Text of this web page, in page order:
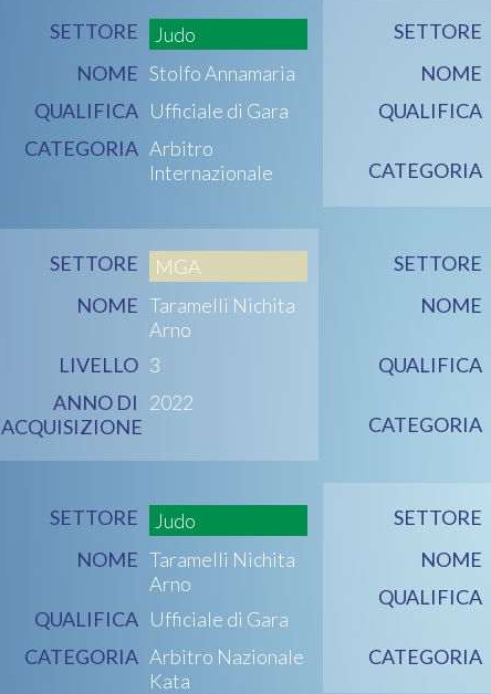
SETTORE
Judo
NOME Stolfo Annamaria
QUALIFICA Ufficiale di Gara
CATEGORIA Arbitro
Internazionale
SETTORE
NOME
QUALIFICA
CATEGORIA
SETTORE
MGA
NOME Taramelli Nichita
Arno
LIVELLO 3
ANNO DI
ACQUISIZIONE
2022
SETTORE
NOME
QUALIFICA
CATEGORIA
SETTORE
Judo
NOME Taramelli Nichita
Arno
QUALIFICA Ufficiale di Gara
CATEGORIA Arbitro Nazionale
Kata
SETTORE
NOME
QUALIFICA
CATEGORIA